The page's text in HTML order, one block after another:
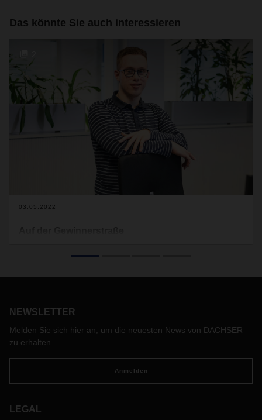
Das könnte Sie auch interessieren
03.05.2022
NEWSLETTER
Melden Sie sich hier an, um die neuesten News von DACHSER
zu erhalten.
Anmelden
LEGAL